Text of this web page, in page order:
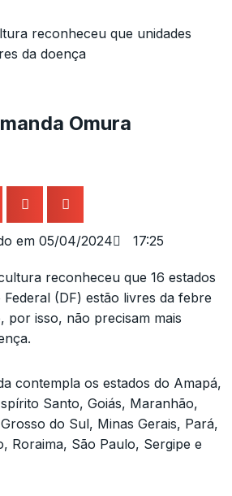
reconheceu que unidades
da doença
Omura
em 05/04/2024 17:25
reconheceu que 16 estados
(DF) estão livres da febre
por isso, não precisam mais
contempla os estados do Amapá,
Santo, Goiás, Maranhão,
do Sul, Minas Gerais, Pará,
Roraima, São Paulo, Sergipe e